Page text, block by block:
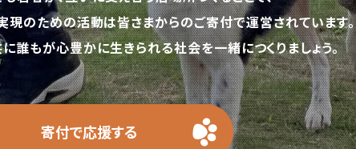
のための活動は皆さまからのご寄付で運営されています。
誰もが心豊かに生きられる社会を一緒につくりましょう。
寄付で応援する